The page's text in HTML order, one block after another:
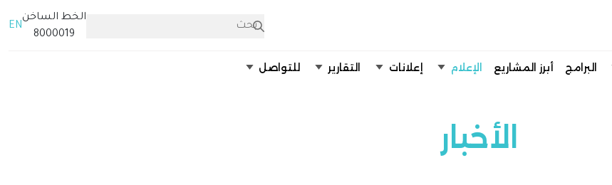
الخط الساخن
8000019
EN
البرامج أبرز المشاريع الإعلام إعلانات التقارير للتواصل
الأخبار